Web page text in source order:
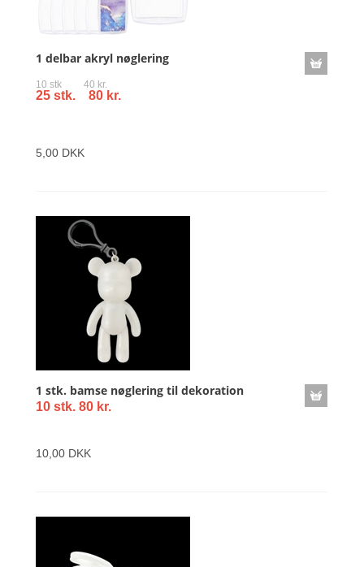
1 delbar akryl nøglering
10 stk 40 kr.
25 stk. 80 kr.
5,00 DKK
1 stk. bamse nøglering til dekoration
10 stk. 80 kr.
10,00 DKK